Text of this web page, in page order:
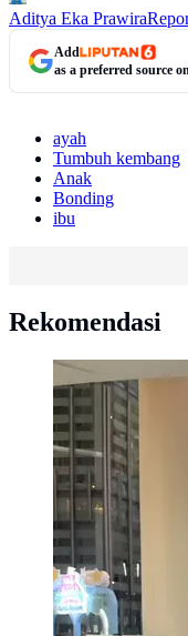
Aditya Eka Prawira
Add
as a preferred source
ayah
Tumbuh kembang
Anak
Bonding
ibu
Rekomendasi